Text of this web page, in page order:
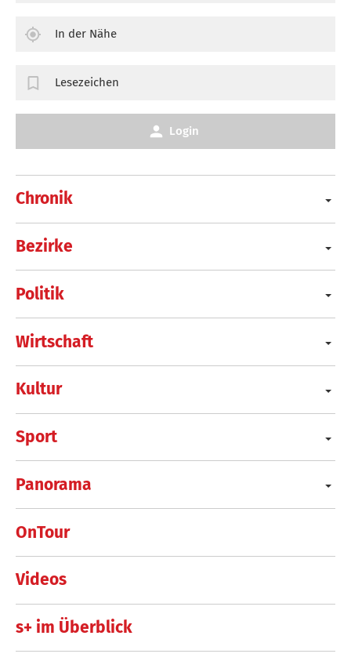
Chronik
Bezirke
Politik
Wirtschaft
Kultur
Sport
Panorama
OnTour
Videos
s+ im Überblick
In der Nähe
Lesezeichen
Login